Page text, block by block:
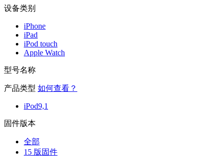
设备类别
iPhone
iPad
iPod touch
Apple Watch
型号名称
产品类型 如何查看？
iPod9,1
固件版本
全部
15 版固件